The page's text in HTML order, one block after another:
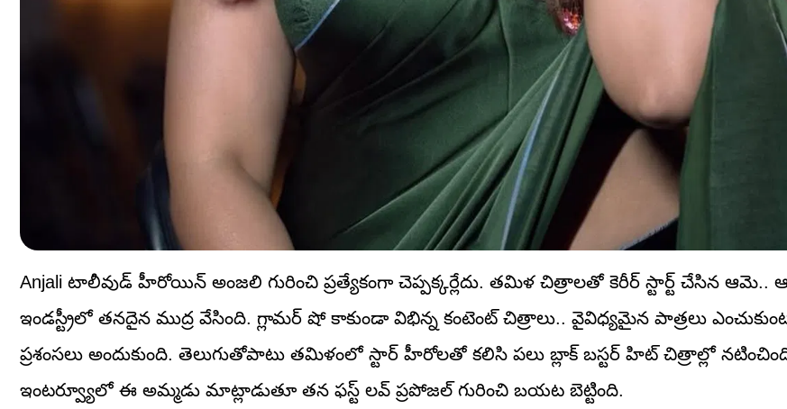
Anjali టాలీవుడ్ హీరోయిన్ అంజలి గురించి ప్రత్యేకంగా చెప్పక్కర్లేదు. తమిళ చిత్రాలతో కెరీర్ స్టార్ట్ చేసిన ఆమె..
ఇండస్ట్రీలో తనదైన ముద్ర వేసింది. గ్లామర్ షో కాకుండా విభిన్న కంటెంట్ చిత్రాలు.. వైవిధ్యమైన పాత్రలు
ప్రశంసలు అందుకుంది. తెలుగుతోపాటు తమిళంలో స్టార్ హీరోలతో కలిసి పలు బ్లాక్ బస్టర్ హిట్ చిత్రాల్లో
ఇంటర్వ్యూలో ఈ అమ్మడు మాట్లాడుతూ తన ఫస్ట్ లవ్ ప్రపోజల్ గురించి బయట బెట్టింది.